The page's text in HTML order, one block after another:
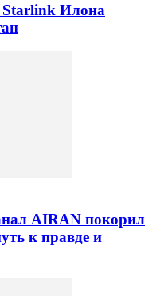
Starlink Илона
AIRAN покорил
к правде и